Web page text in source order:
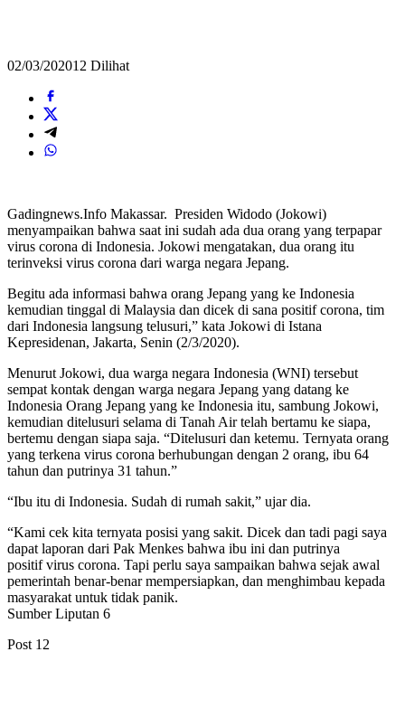
02/03/202012 Dilihat
Gadingnews.Info Makassar. Presiden Widodo (Jokowi)
menyampaikan bahwa saat ini sudah ada dua orang yang terpapar
virus corona di Indonesia. Jokowi mengatakan, dua orang itu
terinveksi virus corona dari warga negara Jepang.
Begitu ada informasi bahwa orang Jepang yang ke Indonesia
kemudian tinggal di Malaysia dan dicek di sana positif corona, tim
dari Indonesia langsung telusuri,” kata Jokowi di Istana
Kepresidenan, Jakarta, Senin (2/3/2020).
Menurut Jokowi, dua warga negara Indonesia (WNI) tersebut
sempat kontak dengan warga negara Jepang yang datang ke
Indonesia Orang Jepang yang ke Indonesia itu, sambung Jokowi,
kemudian ditelusuri selama di Tanah Air telah bertamu ke siapa,
bertemu dengan siapa saja. “Ditelusuri dan ketemu. Ternyata orang
yang terkena virus corona berhubungan dengan 2 orang, ibu 64
tahun dan putrinya 31 tahun.”
“Ibu itu di Indonesia. Sudah di rumah sakit,” ujar dia.
“Kami cek kita ternyata posisi yang sakit. Dicek dan tadi pagi saya
dapat laporan dari Pak Menkes bahwa ibu ini dan putrinya
positif virus corona. Tapi perlu saya sampaikan bahwa sejak awal
pemerintah benar-benar mempersiapkan, dan menghimbau kepada
masyarakat untuk tidak panik.
Sumber Liputan 6
Post 12